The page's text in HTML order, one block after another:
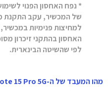
* נפח האחסון הפנוי
של המכשיר, עקב התקנת
למחיצות פנימיות
האחסון בהתקני זיכרון
לפי שהשיטה הבינארית.
מהו המעבד של ה-Redmi Note 15 Pro 5G?